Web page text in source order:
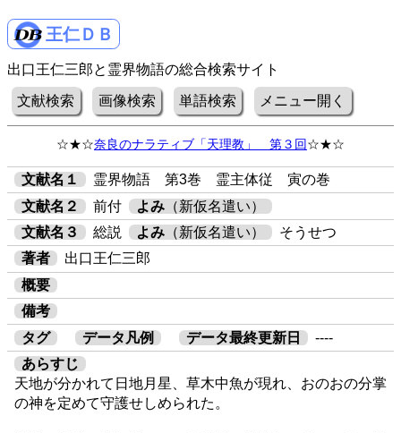
王仁ＤＢ
出口王仁三郎と霊界物語の総合検索サイト
文献検索 画像検索 単語検索 メニュー開く
☆★☆奈良のナラティブ「天理教」 第３回☆★☆
文献名１
霊界物語 第3巻 霊主体従 寅の巻
文献名２
前付 よみ （新仮名遣い）
文献名３
総説 よみ （新仮名遣い）
そうせつ
著者
出口王仁三郎
概要
備考
タグ
データ凡例 データ最終更新日
----
あらすじ
天地が分かれて日地月星、草木中魚が現れ、おのおの分掌
の神を定めて守護せしめられた。